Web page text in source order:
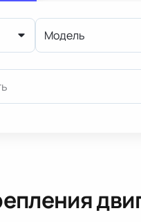
Модель